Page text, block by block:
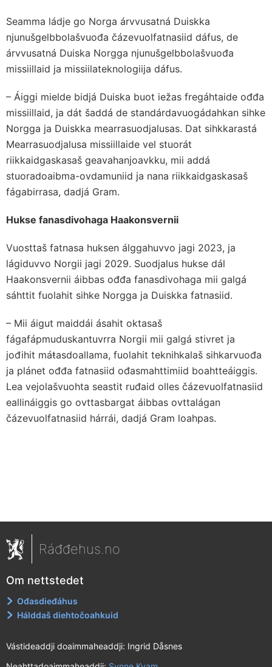
Seamma ládje go Norga árvvusatná Duiskka
njunušgelbbolašvuođa čázevuolfatnasiid dáfus, de
árvvusatná Duiska Norgga njunušgelbbolašvuođa
missiillaid ja missiilateknologiija dáfus.
– Áiggi mielde bidjá Duiska buot iežas fregáhtaide ođđa
missiillaid, ja dát šaddá de standárdavuogádahkan sihke
Norgga ja Duiskka mearrasuodjalusas. Dat sihkkarastá
Mearrasuodjalusa missiillaide vel stuorát
riikkaidgaskasaš geavahanjoavkku, mii addá
stuoradoaibma-ovdamuniid ja nana riikkaidgaskasaš
fágabirrasa, dadjá Gram.
Hukse fanasdivohaga Haakonsvernii
Vuosttaš fatnasa huksen álggahuvvo jagi 2023, ja
lágiduvvo Norgii jagi 2029. Suodjalus hukse dál
Haakonsvernii áibbas ođđa fanasdivohaga mii galgá
sáhttit fuolahit sihke Norgga ja Duiskka fatnasiid.
– Mii áigut maiddái ásahit oktasaš
fágafápmuduskantuvrra Norgii mii galgá stivret ja
jođihit máŧasdoallama, fuolahit teknihkalaš sihkarvuođa
ja plánet ođđa fatnasiid ođasmahttimiid boahtteáiggis.
Lea vejolašvuohta seastit ruđaid olles čázevuolfatnasiid
eallináiggis go ovttasbargat áibbas ovttalágan
čázevuolfatnasiid hárrái, dadjá Gram loahpas.
Ráđđehus.no
Om nettstedet
Ođasdieđáhus
Hálddaš diehtočoahkuid
Vástideaddji doaimmaheaddji: Ingrid Dåsnes